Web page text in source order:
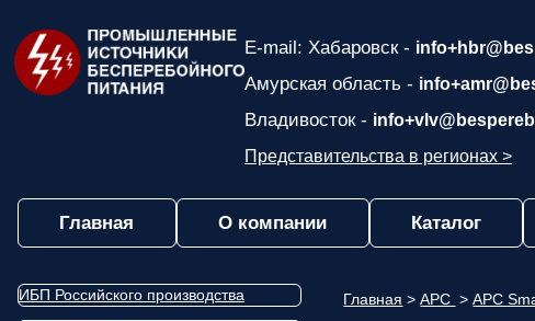
E-mail: Хабаровск -
Амурская область -
Владивосток -
Представительства в регионах >
Главная О компании Каталог
ИБП Российского производства Главная > APC > APC